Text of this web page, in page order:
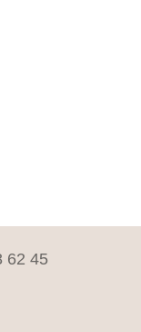
62 45